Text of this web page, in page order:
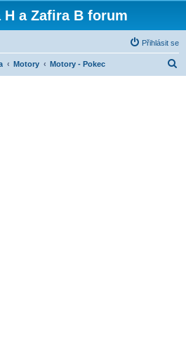
H a Zafira B forum
Přihlásit se
Motory Motory - Pokec